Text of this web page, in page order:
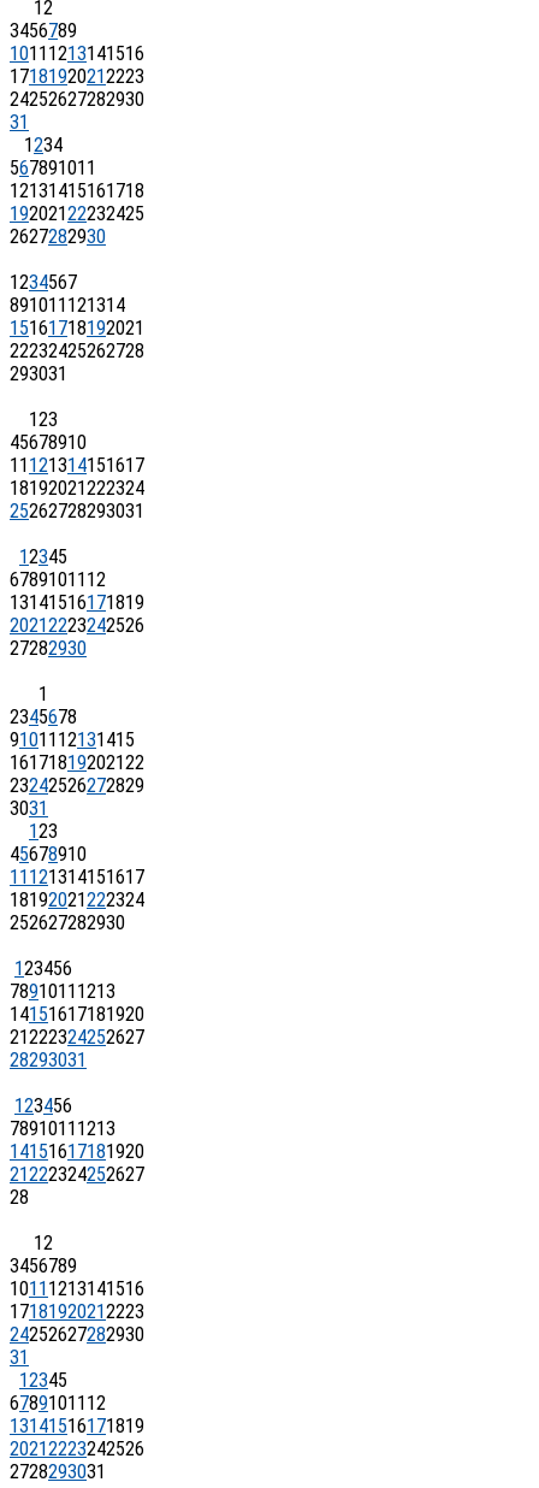
12
3456789
1011 1213141516
17181920212223
24252627282930
31
1234
567891011
12131415161718
19202122232425
2627282930
1234567
891011 121314
15161718192021
22232425262728
293031
123
45678910
11 121314151617
18192021222324
25262728293031
12345
67891011 12
13141516171819
20212223242526
27282930
1
2345678
91011 12131415
16171819202122
23242526272829
3031
123
45678910
11 121314151617
18192021222324
252627282930
123456
7891011 1213
14151617181920
21222324252627
28293031
123456
7891011 1213
14151617181920
21222324252627
28
12
3456789
1011 1213141516
17181920212223
24252627282930
31
12345
67891011 12
13141516171819
20212223242526
2728293031